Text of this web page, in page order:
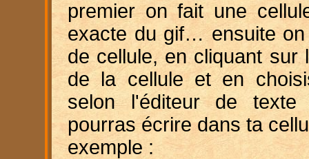
premier on fait une
exacte du gif… ensuite
de cellule, en cliquant sur
de la cellule et en
selon l'éditeur de texte
pourras écrire dans ta
exemple :